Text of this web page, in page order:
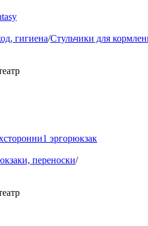
гигиена/Стульчики для
эргорюкзак
переноски/